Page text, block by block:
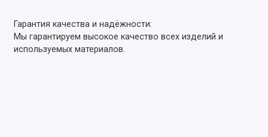
Гарантия качества и надёжности:
Мы гарантируем высокое качество всех изделий и
используемых материалов.